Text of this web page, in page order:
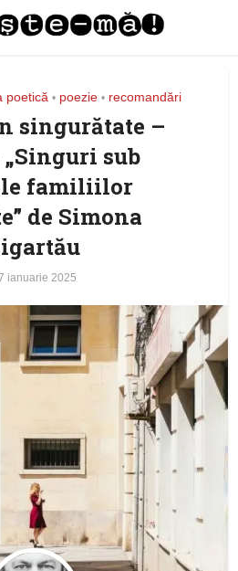
poetică • poezie • recomandări
singurătate –
„Singuri sub
familiilor
de Simona
ianuarie 2025